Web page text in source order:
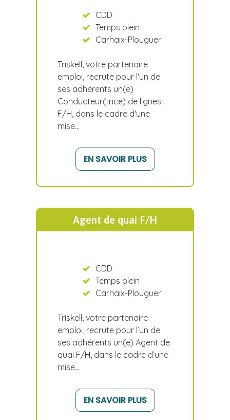
CDD
Temps plein
Carhaix-Plouguer
Triskell, votre partenaire
emploi, recrute pour l'un de
ses adhérents un(e)
Conducteur(trice) de lignes
F/H, dans le cadre d'une
mise…
EN SAVOIR PLUS
Agent de quai F/H
CDD
Temps plein
Carhaix-Plouguer
Triskell, votre partenaire
emploi, recrute pour l’un de
ses adhérents un(e) Agent de
quai F/H, dans le cadre d’une
mise…
EN SAVOIR PLUS